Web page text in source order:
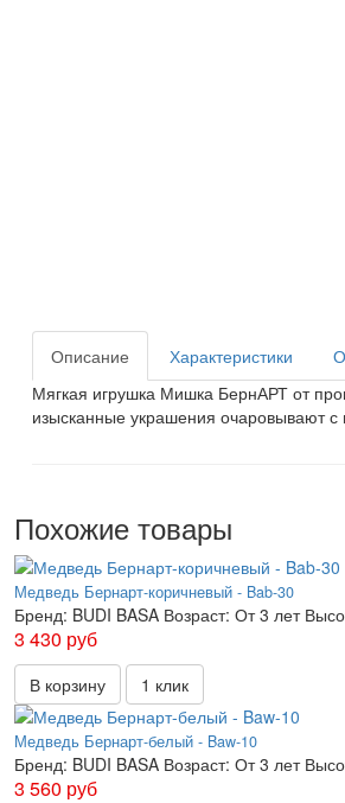
Описание Характеристики
Мягкая игрушка Мишка БернАРТ от
изысканные украшения очаровывают
Похожие товары
Медведь Бернарт-коричневый - Bab-30
Бренд: BUDI BASA Возраст: От 3 лет
3 430 руб
В корзину 1 клик
Медведь Бернарт-белый - Baw-10
Бренд: BUDI BASA Возраст: От 3 лет
3 560 руб